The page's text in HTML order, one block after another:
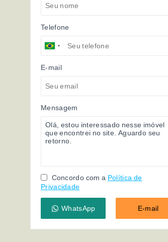
Telefone
E-mail
Mensagem
Concordo com a Política de
Privacidade
WhatsApp E-mail